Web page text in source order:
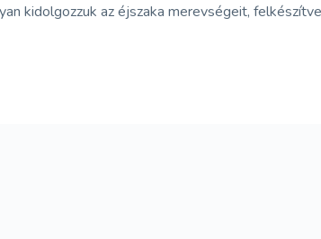
kidolgozzuk az éjszaka merevségeit,